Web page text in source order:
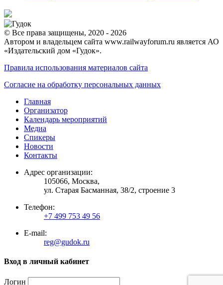
© Все права защищены, 2020 - 2026
Автором и владельцем сайта www.railwayforum.ru является АО
«Издательский дом «Гудок».
Правила использования материалов сайта
Согласие на обработку персональных данных
Главная
Организатор
Календарь мероприятий
Медиа
Спикеры
Новости
Контакты
Адрес организации:
105066, Москва,
ул. Старая Басманная, 38/2, строение 3
Телефон:
+7 499 753 49 56
E-mail:
reg@gudok.ru
Вход в личный кабинет
Логин